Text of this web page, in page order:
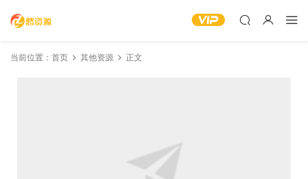
当前位置： 首页 其他资源 正文